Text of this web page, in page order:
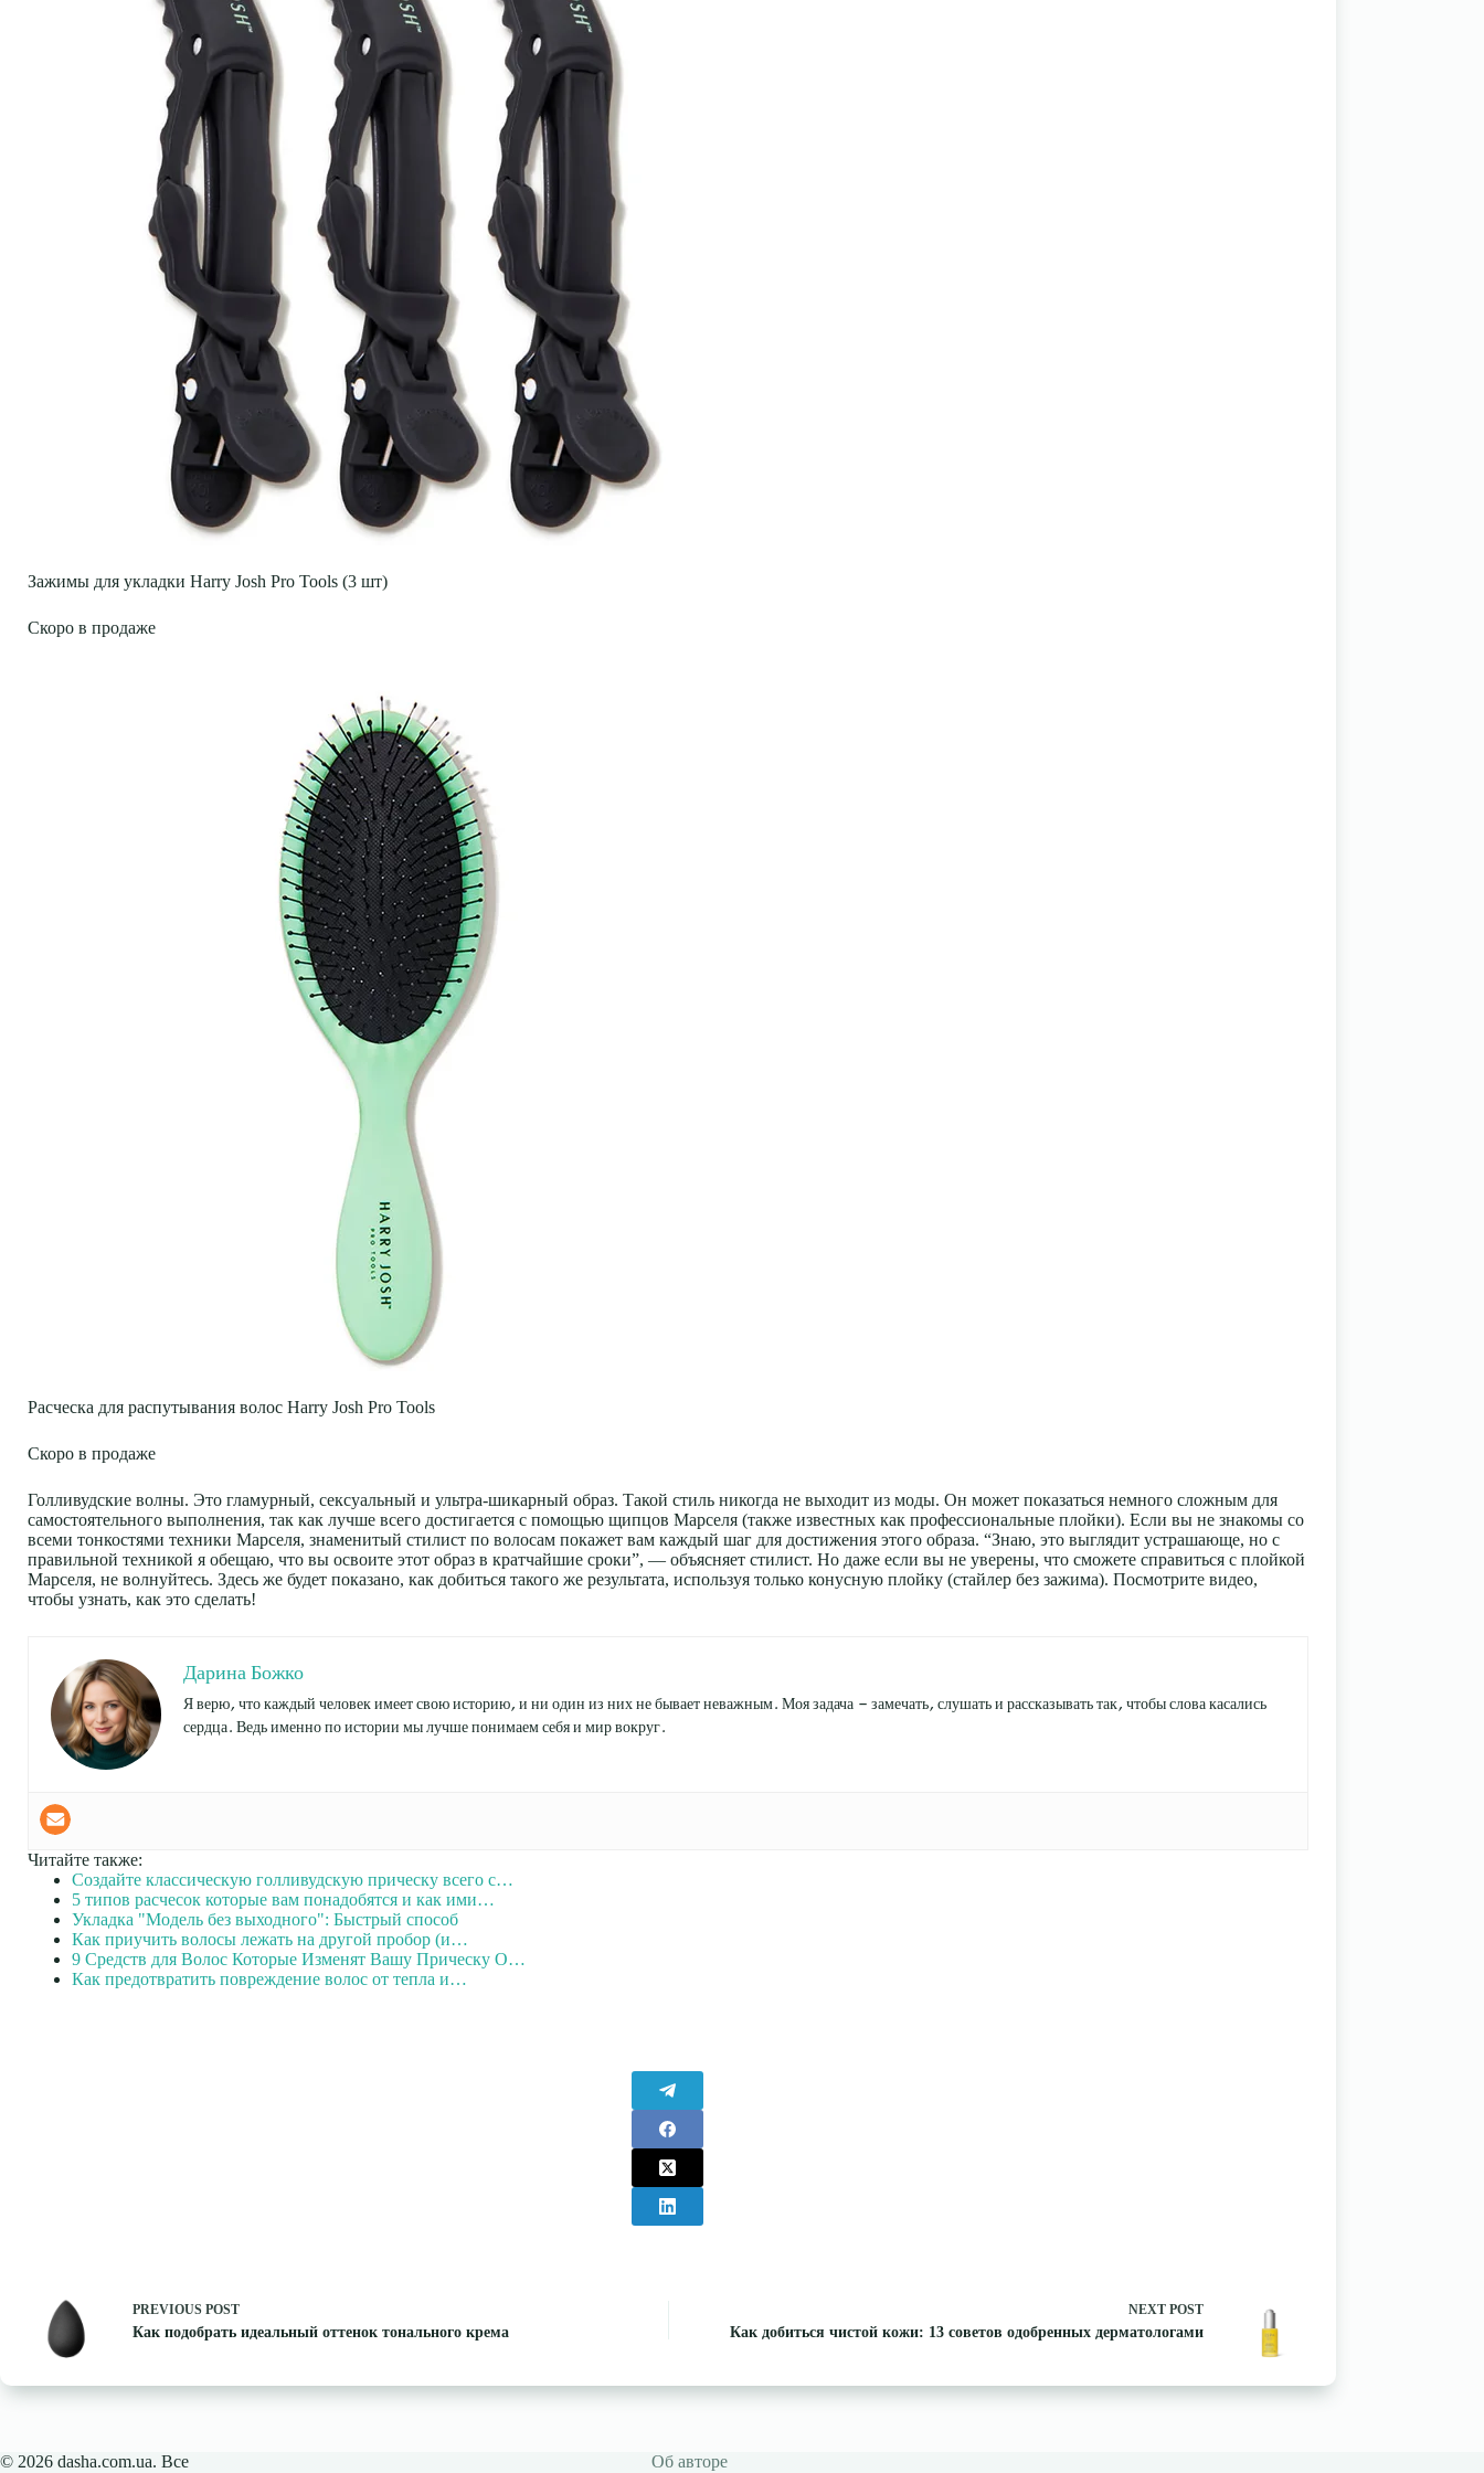
Зажимы для укладки Harry Josh Pro Tools (3 шт)
Скоро в продаже
Расческа для распутывания волос Harry Josh Pro Tools
Скоро в продаже
Голливудские волны. Это гламурный, сексуальный и ультра-шикарный образ. Такой стиль никогда не выходит из моды. Он может показаться немного сложным для
самостоятельного выполнения, так как лучше всего достигается с помощью щипцов Марселя (также известных как профессиональные плойки). Если вы не знакомы со
всеми тонкостями техники Марселя, знаменитый стилист по волосам покажет вам каждый шаг для достижения этого образа. “Знаю, это выглядит устрашающе, но с
правильной техникой я обещаю, что вы освоите этот образ в кратчайшие сроки”, — объясняет стилист. Но даже если вы не уверены, что сможете справиться с плойкой
Марселя, не волнуйтесь. Здесь же будет показано, как добиться такого же результата, используя только конусную плойку (стайлер без зажима). Посмотрите видео,
чтобы узнать, как это сделать!
Дарина Божко
Я верю, что каждый человек имеет свою историю, и ни один из них не бывает неважным. Моя задача — замечать, слушать и рассказывать так, чтобы слова касались
сердца. Ведь именно по истории мы лучше понимаем себя и мир вокруг.
Читайте также:
Создайте классическую голливудскую прическу всего с…
5 типов расчесок которые вам понадобятся и как ими…
Укладка "Модель без выходного": Быстрый способ
Как приучить волосы лежать на другой пробор (и…
9 Средств для Волос Которые Изменят Вашу Прическу О…
Как предотвратить повреждение волос от тепла и…
PREVIOUS POST
Как подобрать идеальный оттенок тонального крема
NEXT POST
Как добиться чистой кожи: 13 советов одобренных дерматологами
© 2026 dasha.com.ua. Все
Об авторе